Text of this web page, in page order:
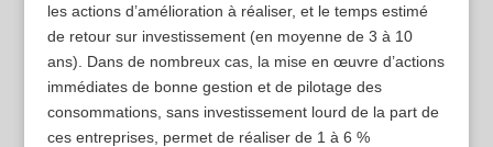
les actions d’amélioration à réaliser, et le temps estimé
de retour sur investissement (en moyenne de 3 à 10
ans). Dans de nombreux cas, la mise en œuvre d’actions
immédiates de bonne gestion et de pilotage des
consommations, sans investissement lourd de la part de
ces entreprises, permet de réaliser de 1 à 6 %